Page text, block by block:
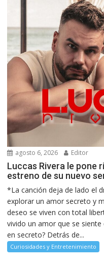
agosto 6, 2026 Editor
Luccas Rivera le pone
estreno de su nuevo
*La canción deja de lado el
explorar un amor secreto y
deseo se viven con total
vivido un amor que se
en secreto? Detrás de...
Curiosidades y Entretenimiento